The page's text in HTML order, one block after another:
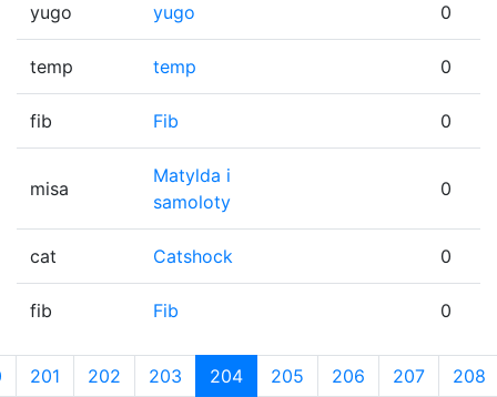
yugo yugo 0
temp temp 0
fib Fib 0
misa
Matylda i
samoloty
0
cat Catshock 0
fib Fib 0
201 202 203 204 205 206 207 208